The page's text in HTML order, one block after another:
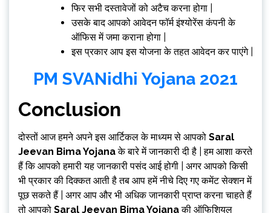
फिर सभी दस्तावेजों को अटैच करना होगा |
उसके बाद आपको आवेदन फॉर्म इंश्योरेंस कंपनी के
ऑफिस में जमा कराना होगा |
इस प्रकार आप इस योजना के तहत आवेदन कर पाएंगे |
PM SVANidhi Yojana 2021
Conclusion
दोस्तों आज हमने अपने इस आर्टिकल के माध्यम से आपको Saral
Jeevan Bima Yojanaके बारे में जानकारी दी है | हम आशा करते
हैं कि आपको हमारी यह जानकारी पसंद आई होगी | अगर आपको किसी
भी प्रकार की दिक्कत आती है तब आप हमें नीचे दिए गए कमेंट सेक्शन में
पूछ सकते हैं | अगर आप और भी अधिक जानकारी प्राप्त करना चाहते हैं
तो आपको Saral Jeevan Bima Yojanaकी ऑफिशियल